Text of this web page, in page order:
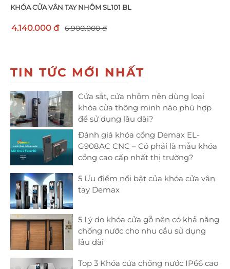
KHÓA CỬA VÂN TAY NHÔM SL101 BL
4.140.000 đ 6.900.000 đ
TIN TỨC MỚI NHẤT
Cửa sắt, cửa nhôm nên dùng loại
khóa cửa thông minh nào phù hợp
để sử dụng lâu dài?
Đánh giá khóa cổng Demax EL-
G908AC CNC – Có phải là mẫu khóa
cổng cao cấp nhất thị trường?
5 Ưu điểm nổi bật của khóa cửa vân
tay Demax
5 Lý do khóa cửa gỗ nên có khả năng
chống nước cho nhu cầu sử dụng
lâu dài
Top 3 Khóa cửa chống nước IP66 cao